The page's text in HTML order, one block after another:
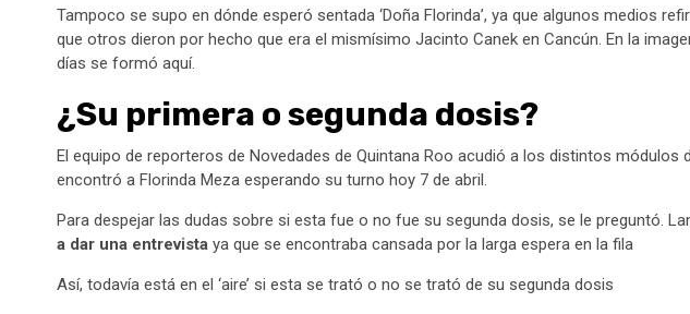
Tampoco se supo en dónde esperó sentada ‘Doña Florinda’, ya que algunos medios
que otros dieron por hecho que era el mismísimo Jacinto Canek en Cancún. En la
días se formó aquí.
¿Su primera o segunda dosis?
El equipo de reporteros de Novedades de Quintana Roo acudió a los distintos módulos
encontró a Florinda Meza esperando su turno hoy 7 de abril.
Para despejar las dudas sobre si esta fue o no fue su segunda dosis, se le preguntó.
a dar una entrevista ya que se encontraba cansada por la larga espera en la fila
Así, todavía está en el ‘aire’ si esta se trató o no se trató de su segunda dosis